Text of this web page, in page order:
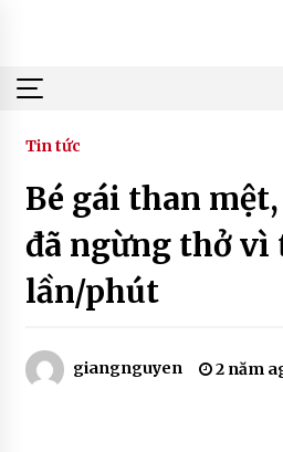
Tin tức
Bé gái than
đã ngừng thở vì
lần/phút
giangnguyen 2 năm